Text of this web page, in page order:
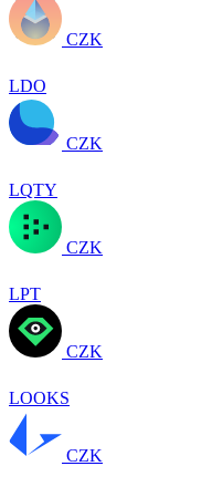
CZK
LDO
CZK
LQTY
CZK
LPT
CZK
LOOKS
CZK